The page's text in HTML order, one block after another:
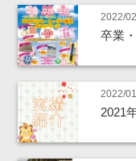
2022/
卒業
2022/
2021